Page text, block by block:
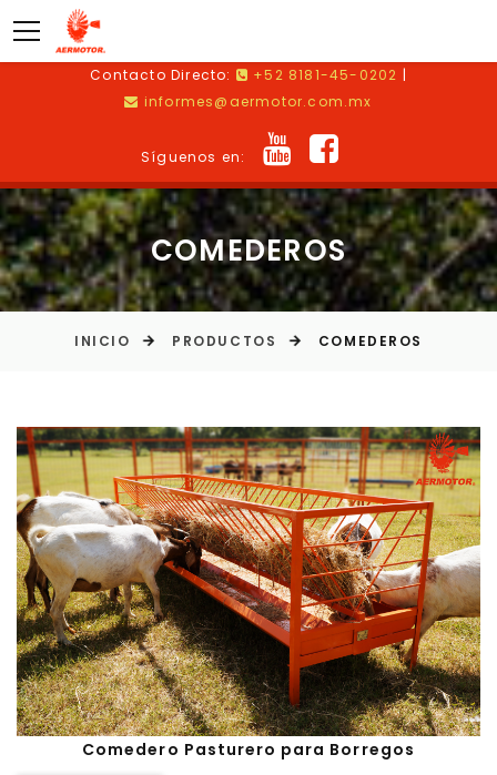
Contacto Directo: +52 8181-45-0202 |
informes@aermotor.com.mx
Síguenos en:
COMEDEROS
INICIO PRODUCTOS COMEDEROS
Comedero Pasturero para Borregos